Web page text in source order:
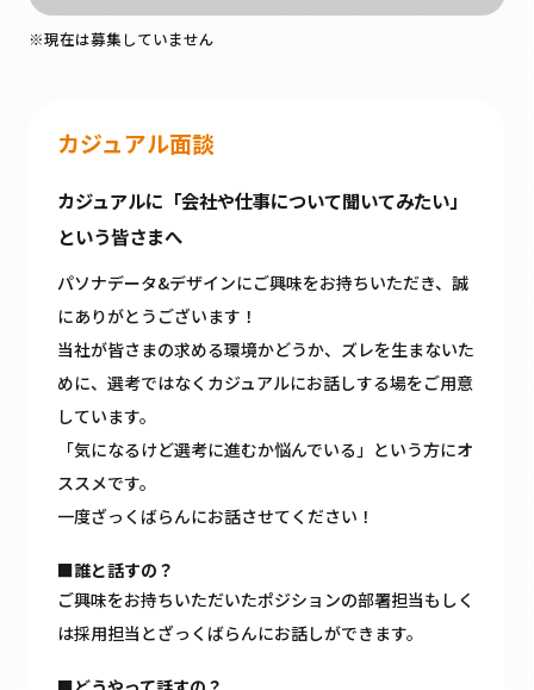
※現在は募集していません
カジュアル面談
カジュアルに「会社や仕事について聞いてみたい」
という皆さまへ
パソナデータ&デザインにご興味をお持ちいただき、誠
にありがとうございます！
当社が皆さまの求める環境かどうか、ズレを生まないた
めに、選考ではなくカジュアルにお話しする場をご用意
しています。
「気になるけど選考に進むか悩んでいる」という方にオ
ススメです。
一度ざっくばらんにお話させてください！
■誰と話すの？
ご興味をお持ちいただいたポジションの部署担当もしく
は採用担当とざっくばらんにお話しができます。